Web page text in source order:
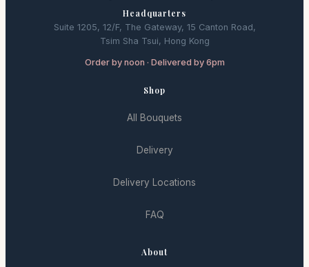
Headquarters
Suite 1205, 12/F, The Gateway, 15 Canton Road,
Tsim Sha Tsui, Hong Kong
Order by noon · Delivered by 6pm
Shop
All Bouquets
Delivery
Delivery Locations
FAQ
About